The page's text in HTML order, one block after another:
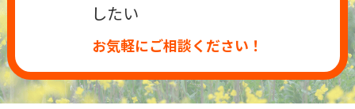
したい
お気軽にご相談ください！